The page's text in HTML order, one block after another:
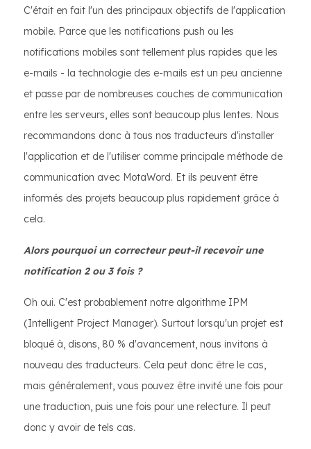
C'était en fait l'un des principaux objectifs de l'application
mobile. Parce que les notifications push ou les
notifications mobiles sont tellement plus rapides que les
e-mails - la technologie des e-mails est un peu ancienne
et passe par de nombreuses couches de communication
entre les serveurs, elles sont beaucoup plus lentes. Nous
recommandons donc à tous nos traducteurs d'installer
l'application et de l'utiliser comme principale méthode de
communication avec MotaWord. Et ils peuvent être
informés des projets beaucoup plus rapidement grâce à
cela.
Alors pourquoi un correcteur peut-il recevoir une
notification 2 ou 3 fois ?
Oh oui. C'est probablement notre algorithme IPM
(Intelligent Project Manager). Surtout lorsqu'un projet est
bloqué à, disons, 80 % d'avancement, nous invitons à
nouveau des traducteurs. Cela peut donc être le cas,
mais généralement, vous pouvez être invité une fois pour
une traduction, puis une fois pour une relecture. Il peut
donc y avoir de tels cas.